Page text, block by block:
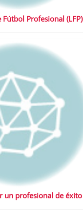
Fútbol Profesional (LFP)
un profesional de éxito